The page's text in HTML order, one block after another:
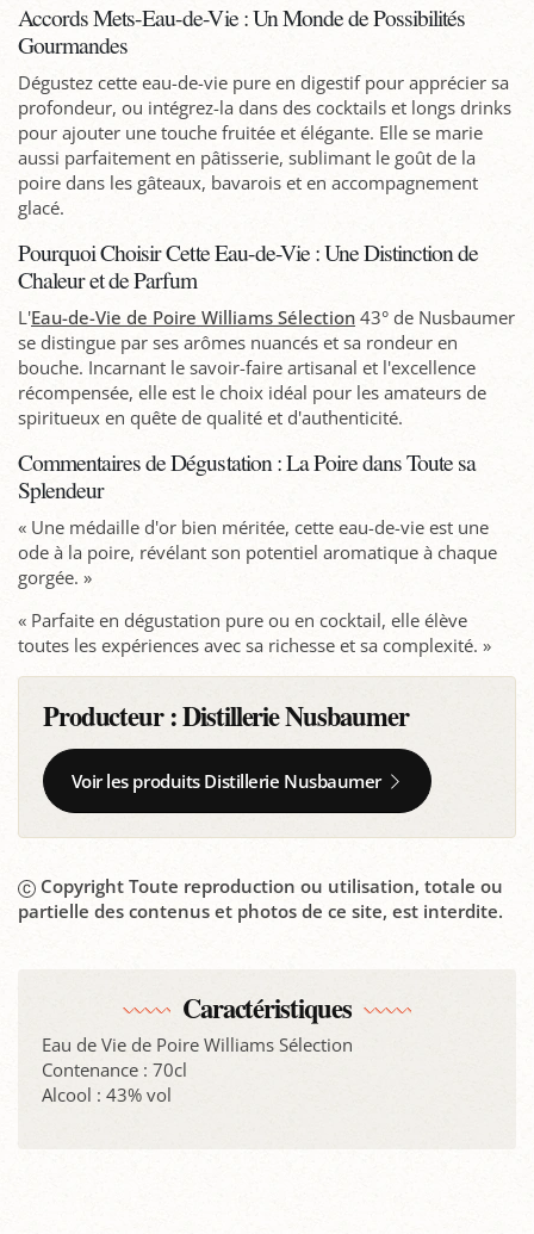
Accords Mets-Eau-de-Vie : Un Monde de Possibilités
Gourmandes
Dégustez cette eau-de-vie pure en digestif pour apprécier sa
profondeur, ou intégrez-la dans des cocktails et longs drinks
pour ajouter une touche fruitée et élégante. Elle se marie
aussi parfaitement en pâtisserie, sublimant le goût de la
poire dans les gâteaux, bavarois et en accompagnement
glacé.
Pourquoi Choisir Cette Eau-de-Vie : Une Distinction de
Chaleur et de Parfum
L'Eau-de-Vie de Poire Williams Sélection 43° de Nusbaumer
se distingue par ses arômes nuancés et sa rondeur en
bouche. Incarnant le savoir-faire artisanal et l'excellence
récompensée, elle est le choix idéal pour les amateurs de
spiritueux en quête de qualité et d'authenticité.
Commentaires de Dégustation : La Poire dans Toute sa
Splendeur
« Une médaille d'or bien méritée, cette eau-de-vie est une
ode à la poire, révélant son potentiel aromatique à chaque
gorgée. »
« Parfaite en dégustation pure ou en cocktail, elle élève
toutes les expériences avec sa richesse et sa complexité. »
Producteur :Distillerie Nusbaumer
Voir les produits Distillerie Nusbaumer
Copyright Toute reproduction ou utilisation, totale ou
partielle des contenus et photos de ce site, est interdite.
Caractéristiques
Eau de Vie de Poire Williams Sélection
Contenance : 70cl
Alcool : 43% vol